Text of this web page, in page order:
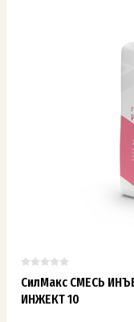
СилМакс СМЕСЬ
ИНЖЕКТ 10